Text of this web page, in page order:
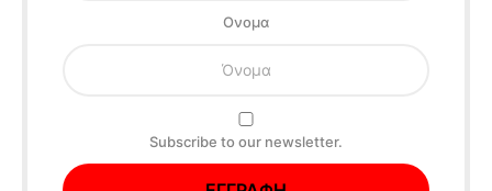
Oνομα
Subscribe to our newsletter.